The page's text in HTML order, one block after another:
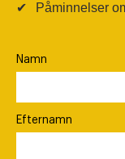
✔ Påminnelser
Namn
Efternamn